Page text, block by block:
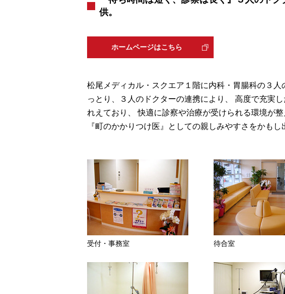
供。
ホームページはこちら
松尾メディカル・スクエア１階に内科・胃腸科の３
っとり、３人のドクターの連携により、 高度で充実
れえており、 快適に診察や治療が受けられる環境が
『町のかかりつけ医』としての親しみやすさをかもし
受付・事務室 待合室